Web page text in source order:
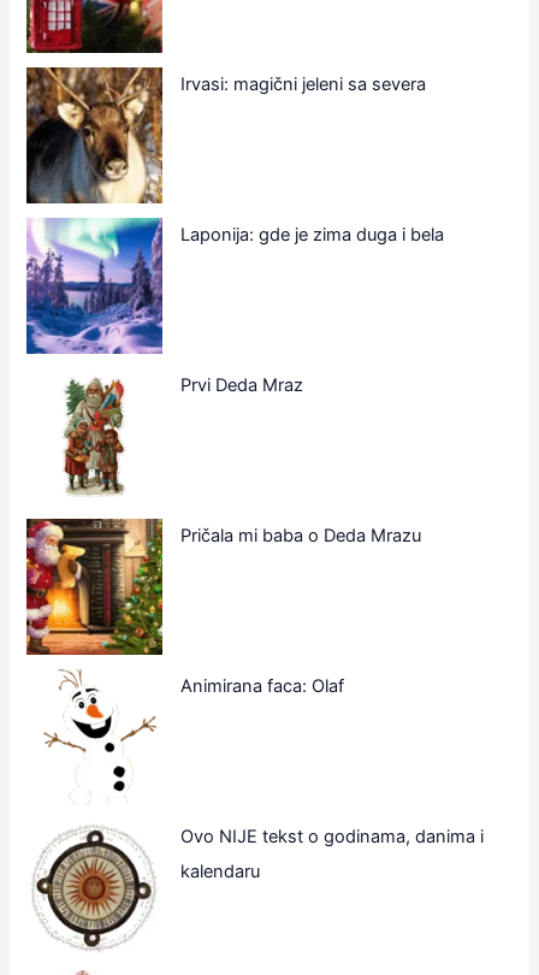
Irvasi: magični jeleni sa severa
Laponija: gde je zima duga i bela
Prvi Deda Mraz
Pričala mi baba o Deda Mrazu
Animirana faca: Olaf
Ovo NIJE tekst o godinama, danima i
kalendaru